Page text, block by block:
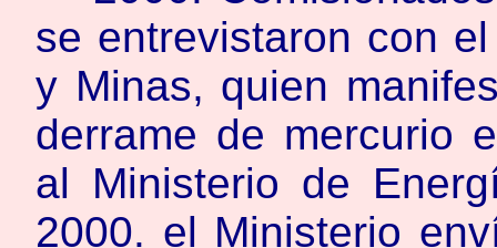
se entrevistaron con
y Minas, quien
derrame de mercurio
al Ministerio de
2000. el Ministerio